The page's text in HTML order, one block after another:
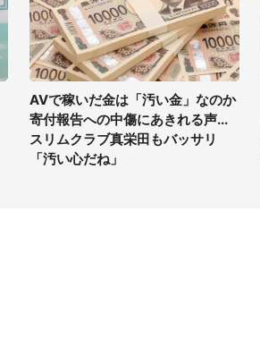
AVで稼いだ金は「汚い金」なのか
寄付報告への中傷にあきれる声...
スリムクラブ真栄田もバッサリ
「汚い心だね」